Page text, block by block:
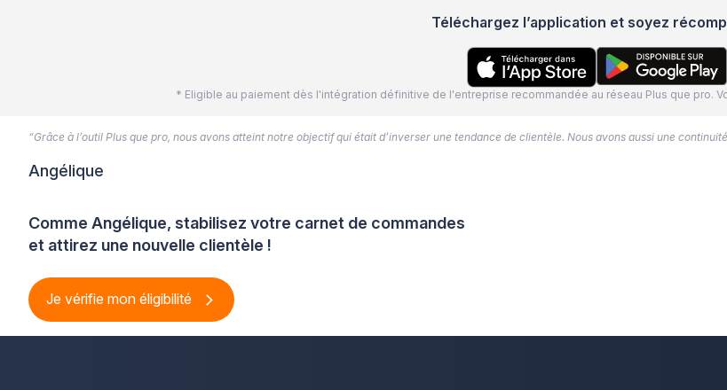
Téléchargez l’application et soyez
* Eligible au paiement dès l'intégration définitive de l'entreprise recommandée au réseau Plus que pro.
Comme Angélique, stabilisez votre carnet de commandes
et attirez une nouvelle clientèle !
Je vérifie mon éligibilité
“Grâce à l’outil Plus que pro, nous avons atteint notre objectif qui était d’inverser une tendance de clientèle. Nous avons aussi une
Angélique